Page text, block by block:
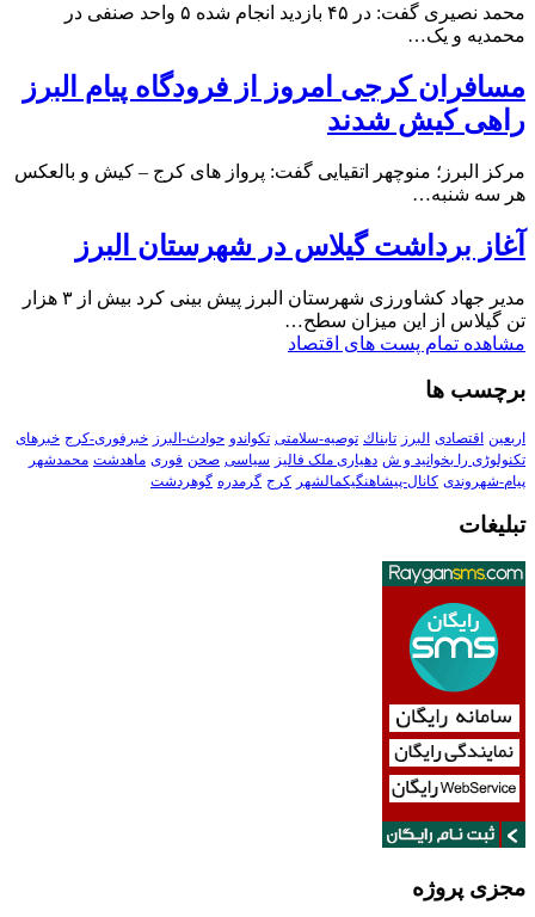
محمد نصیری گفت: در ۴۵ بازدید انجام شده ۵ واحد صنفی در
محمدیه و یک…
مسافران کرجی امروز از فرودگاه پیام البرز
راهی کیش شدند
مرکز البرز؛ منوچهر اتقیایی گفت: پرواز های کرج – کیش و بالعکس
هر سه شنبه…
آغاز برداشت گیلاس در شهرستان البرز
مدیر جهاد کشاورزی شهرستان البرز پیش بینی کرد بیش از ۳ هزار
تن گیلاس از این میزان سطح…
مشاهده تمام پست های اقتصاد
برچسب ها
اربعین اقتصادی البرز تابناك توصیه-سلامتی تکواندو حوادث-البرز خبرفوری-کرج خبرهای
تکنولوڑی را بخوانید و ش دهیاری ملک فالیز سیاسی صحن فوری ماهدشت محمدشهر
پیام-شهروندی کانال-پیشاهنگیکمالشهر کرج گرمدره گوهردشت
تبلیغات
مجزی پروژه